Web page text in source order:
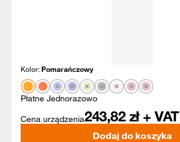
Kolor:Pomarańczowy
Płatne Jednorazowo
Cena urządzenia243,82 zł + VAT
Dodaj do koszyka